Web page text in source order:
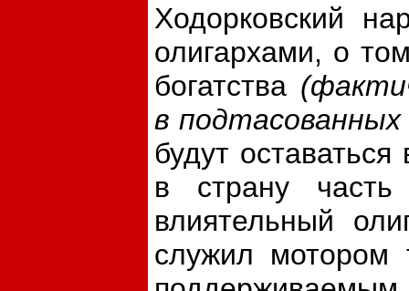
Ходорковский
олигархами, о
богатства
в подтасованных
будут
в страну
влиятельный
служил мотором